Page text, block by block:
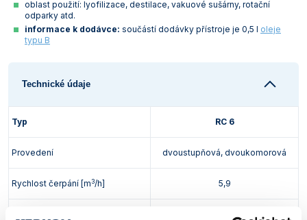
oblast použití: lyofilizace, destilace, vakuové sušárny, rotační
odparky atd.
informace k dodávce: součástí dodávky přístroje je 0,5 l oleje
typu B
Technické údaje
Typ RC 6
Provedení dvoustupňová, dvoukomorová
Rychlost čerpání [m3/h] 5,9
0,002/0,01
Vlastnosti skla a porcelánu
Zkumavky
Zátky a uzávěry
Zkumavky a stojany
Teploměry, vlhkoměry a další přístroje pro
měření prostředí (klimatu)
Turbidimetry (měření zákalu)
Váhy